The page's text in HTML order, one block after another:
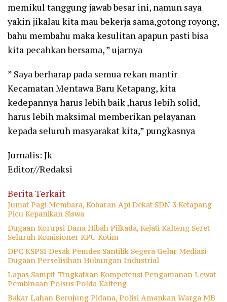
memikul tanggung jawab besar ini, namun saya
yakin jikalau kita mau bekerja sama,gotong royong,
bahu membahu maka kesulitan apapun pasti bisa
kita pecahkan bersama, ” ujarnya
” Saya berharap pada semua rekan mantir
Kecamatan Mentawa Baru Ketapang, kita
kedepannya harus lebih baik ,harus lebih solid,
harus lebih maksimal memberikan pelayanan
kepada seluruh masyarakat kita,” pungkasnya
Jurnalis: Jk
Editor//Redaksi
Berita Terkait
Jumat Pagi Membara, Kobaran Api Dekat SDN 3 Ketapang
Picu Kepanikan Siswa
Dugaan Korupsi Dana Hibah Pilkada, Kejati Kalteng Seret
Seluruh Komisioner KPU Kotim
DPC KSPSI Desak Pemdes Santilik Segera Gelar Mediasi
Dugaan Perselisihan Hubungan Industrial
Lapas Sampit Tingkatkan Kompetensi Pengamanan Lewat
Pembinaan Polsus Polda Kalteng
Bakar Lahan Berujung Pidana, Polisi Amankan Warga MB